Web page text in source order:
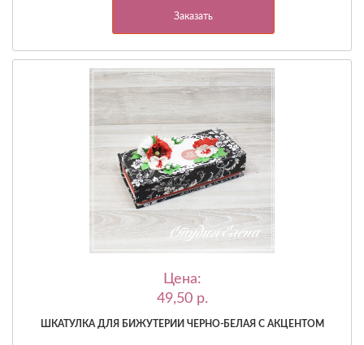
Заказать
Цена:
49,50 p.
ШКАТУЛКА ДЛЯ БИЖУТЕРИИ ЧЕРНО-БЕЛАЯ С АКЦЕНТОМ